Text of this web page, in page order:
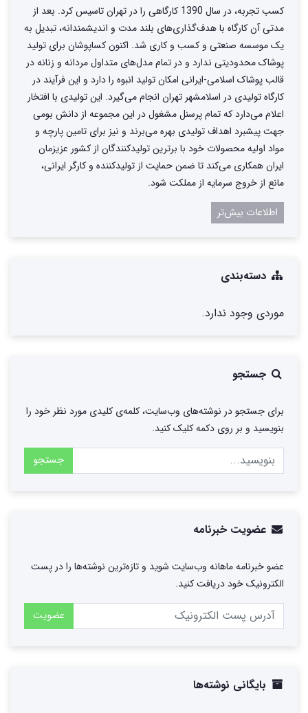
کسب تجربه، در سال 1390 کارگاهی را در تهران تاسیس کرد. بعد از
مدتی آن کارگاه با هدف‌گذاری‌های بلند مدت و اندیشمندانه، تبدیل به
یک موسسه صنعتی و کسب و کاری شد. اکنون کساپوشان برای تولید
پوشاک محدودیتی ندارد و در تمام مدل‌های متداول مردانه و زنانه در
قالب پوشاک اسلامی-ایرانی امکان تولید انبوه را دارد و این فرآیند در
کارگاه تولیدی در اسلامشهر تهران انجام می‌گیرد. این تولیدی با افتخار
اعلام می‌دارد که تمام پرسنل مشغول در این مجموعه از دانش بومی
جهت پیشبرد اهداف تولیدی بهره می‌برند و نیز برای تامین پارچه و
مواد اولیه محصولات خود با برترین تولیدکنندگان از کشور عزیزمان
ایران همکاری می‌کند تا ضمن حمایت از تولیدکننده و کارگر ایرانی،
مانع از خروج سرمایه از مملکت شود.
اطلاعات بیش‌تر
دسته‌بندی
موردی وجود ندارد.
جستجو
برای جستجو در نوشته‌های وب‌سایت، کلمه‌ی کلیدی مورد نظر خود را
بنویسید و بر روی دکمه کلیک کنید.
جستجو
عضویت خبرنامه
عضو خبرنامه ماهانه وب‌سایت شوید و تازه‌ترین نوشته‌ها را در پست
الکترونیک خود دریافت کنید.
عضویت
بایگانی نوشته‌ها